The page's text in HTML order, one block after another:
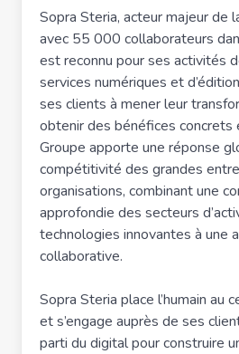
Sopra Steria, acteur majeur de
avec 55 000 collaborateurs
est reconnu pour ses activités
services numériques et
ses clients à mener leur
obtenir des bénéfices concrets
Groupe apporte une réponse
compétitivité des grandes
organisations, combinant une
approfondie des secteurs
technologies innovantes à une
collaborative.
Sopra Steria place l’humain au
et s’engage auprès de ses
parti du digital pour construire